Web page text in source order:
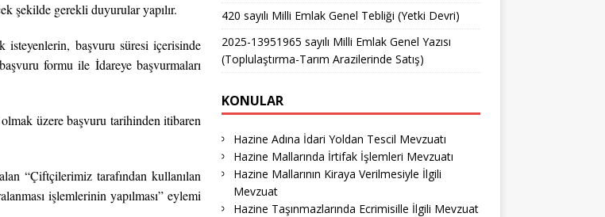
şekilde gerekli duyurular yapılır.
isteyenlerin, başvuru süresi içerisinde
formu ile İdareye başvurmaları
üzere başvuru tarihinden itibaren
alan “Çiftçilerimiztarafından kullanılan
işlemlerinin yapılması” eylemi
420 sayılı Milli Emlak Genel Tebliği (Yetki Devri)
2025-13951965 sayılı Milli Emlak Genel Yazısı
(Toplulaştırma-Tarım Arazilerinde Satış)
KONULAR
Hazine Adına İdari Yoldan Tescil Mevzuatı
Hazine Mallarında İrtifak İşlemleri Mevzuatı
Hazine Mallarının Kiraya Verilmesiyle İlgili
Mevzuat
Hazine Taşınmazlarında Ecrimisille İlgili Mevzuat